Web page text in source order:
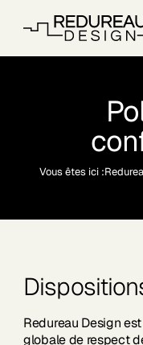
Vous êtes ici :
Redureau Design
globale de respect